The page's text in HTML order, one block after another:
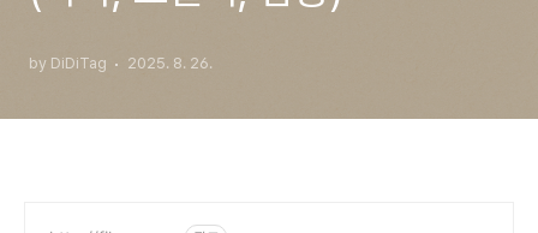
by DiDiTag 2025. 8. 26.